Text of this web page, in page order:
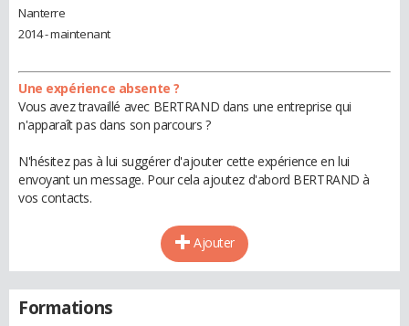
Nanterre
2014 - maintenant
Une expérience absente ?
Vous avez travaillé avec BERTRAND dans une entreprise qui
n'apparaît pas dans son parcours ?
N'hésitez pas à lui suggérer d'ajouter cette expérience en lui
envoyant un message. Pour cela ajoutez d'abord BERTRAND à
vos contacts.
Ajouter
Formations